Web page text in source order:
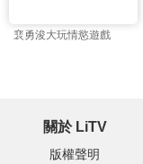
裵勇浚大玩情慾遊戲
關於 LiTV
版權聲明